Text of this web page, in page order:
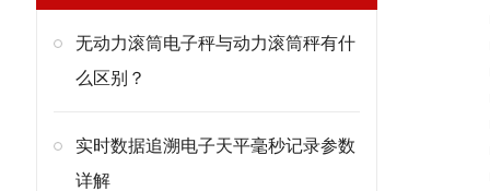
无动力滚筒电子秤与动力滚筒秤有什
么区别？
实时数据追溯电子天平毫秒记录参数
详解